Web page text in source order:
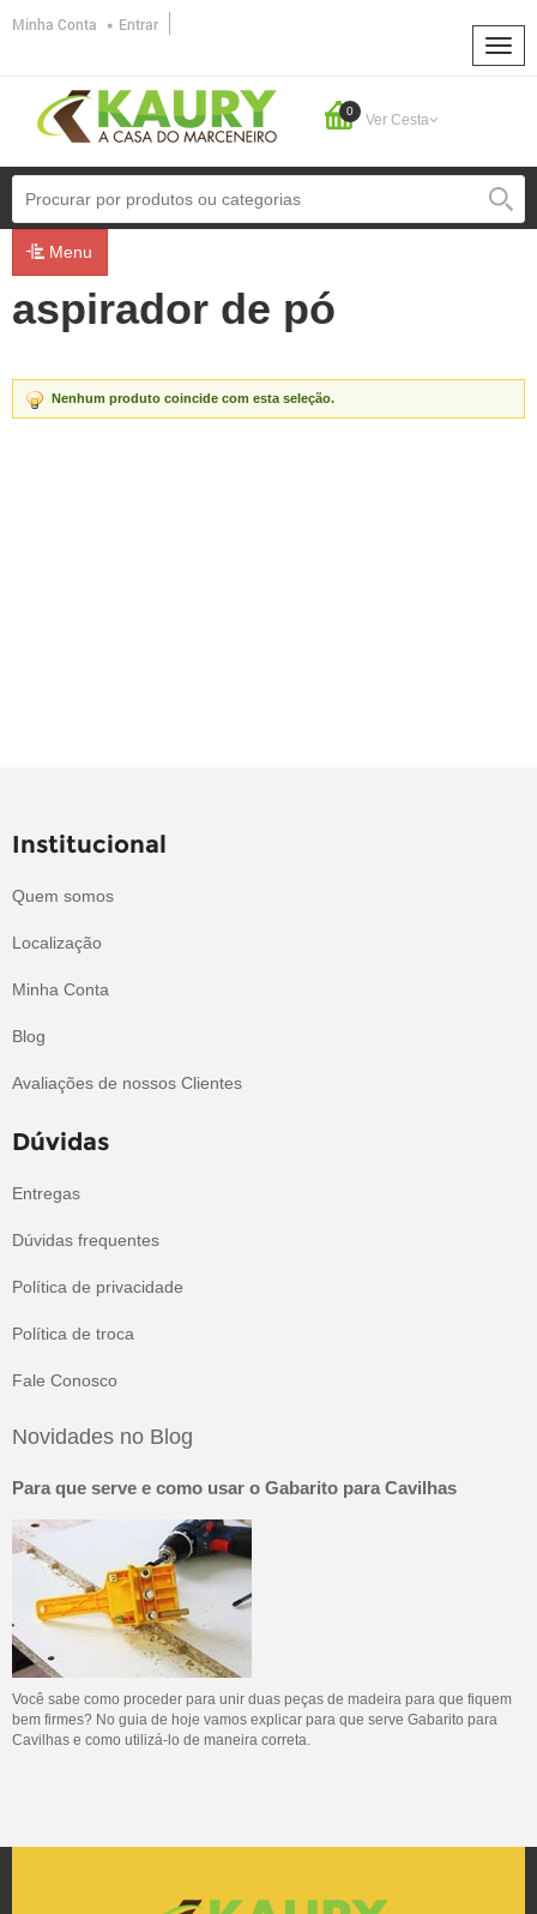
Minha Conta Entrar
0
Ver Cesta
Menu
aspirador de pó
Nenhum produto coincide com esta seleção.
Institucional
Quem somos
Localização
Minha Conta
Blog
Avaliações de nossos Clientes
Dúvidas
Entregas
Dúvidas frequentes
Política de privacidade
Política de troca
Fale Conosco
Novidades no Blog
Para que serve e como usar o Gabarito para Cavilhas
Você sabe como proceder para unir duas peças de madeira para que fiquem
bem firmes? No guia de hoje vamos explicar para que serve Gabarito para
Cavilhas e como utilizá-lo de maneira correta.